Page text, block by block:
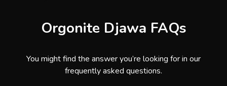
Orgonite Djawa FAQs
You might find the answer you’re looking for in our
frequently asked questions.